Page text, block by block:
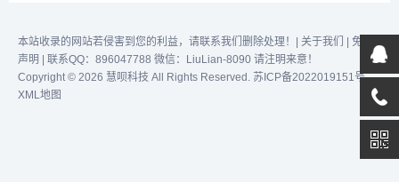
本站收录的网站若侵害到您的利益，请联系我们删除处理！| 关于我们
免责
声明 | 联系QQ：896047788 微信：LiuLian-8090 请注明来意！
Copyright © 2026 慧呗科技 All Rights Reserved. 苏ICP备2022019151号
XML地图